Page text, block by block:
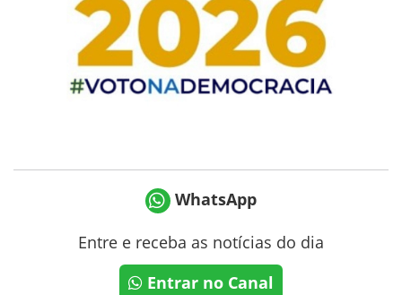
WhatsApp
Entre e receba as notícias do dia
Entrar no Canal